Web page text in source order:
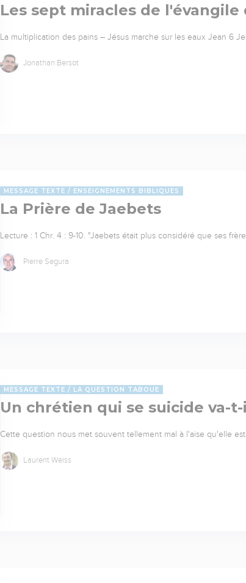
Les sept miracles de l'évangile
La multiplication des pains – Jésus marche sur les eaux Jean 6
Jonathan Bersot
MESSAGE TEXTE ENSEIGNEMENTS BIBLIQUES
La Prière de Jaebets
Lecture : 1 Chr. 4 : 9-10. "Jaebets était plus considéré que ses
Pierre Segura
MESSAGE TEXTE LA QUESTION TABOUE
Un chrétien qui se suicide va-
Cette question nous met souvent tellement mal à l'aise qu'elle
Laurent Weiss